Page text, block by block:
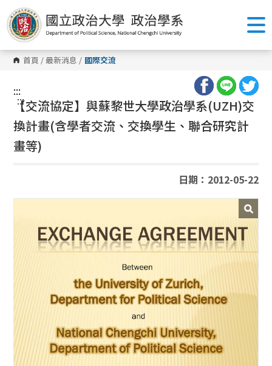
跳
到
主
要
內
容
區 首頁 /最新消息 / 國際交流
:::
:::
【交流協定】與蘇黎世大學政治學系(UZH)交
換計畫(含學者交流、交換學生、聯合研究計
畫等)
日期：2012-05-22